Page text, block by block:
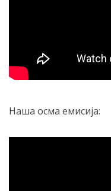
Наша осма емисија: